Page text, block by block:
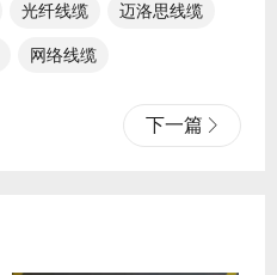
光纤线缆​ 迈洛思线缆
网络线缆
下一篇